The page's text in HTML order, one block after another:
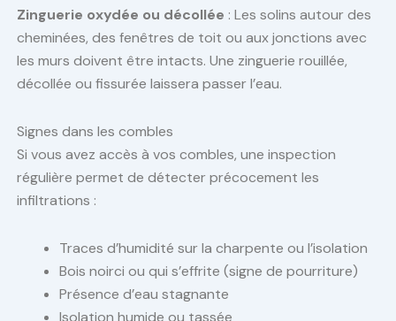
Zinguerie oxydée ou décollée : Les solins autour des
cheminées, des fenêtres de toit ou aux jonctions avec
les murs doivent être intacts. Une zinguerie rouillée,
décollée ou fissurée laissera passer l’eau.
Signes dans les combles
Si vous avez accès à vos combles, une inspection
régulière permet de détecter précocement les
infiltrations :
Traces d’humidité sur la charpente ou l’isolation
Bois noirci ou qui s’effrite (signe de pourriture)
Présence d’eau stagnante
Isolation humide ou tassée